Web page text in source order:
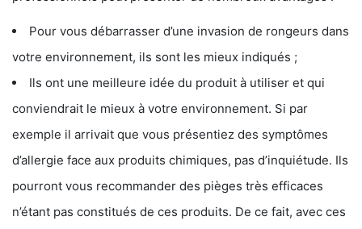
Pour vous débarrasser d’une invasion de rongeurs dans
votre environnement, ils sont les mieux indiqués ;
Ils ont une meilleure idée du produit à utiliser et qui
conviendrait le mieux à votre environnement. Si par
exemple il arrivait que vous présentiez des symptômes
d’allergie face aux produits chimiques, pas d’inquiétude. Ils
pourront vous recommander des pièges très efficaces
n’étant pas constitués de ces produits. De ce fait, avec ces